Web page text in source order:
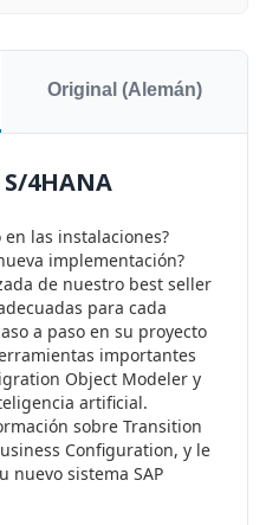
Original (Alemán)
4HANA
en las instalaciones?
implementación?
de nuestro best seller
para cada
a paso en su proyecto
importantes
Object Modeler y
artificial.
sobre Transition
Configuration, y le
nuevo sistema SAP